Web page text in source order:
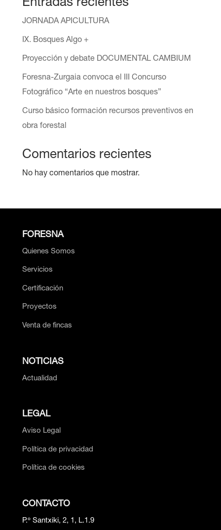
JORNADA APICULTURA
IX. Bosques Algo +
Proyección y debate DOCUMENTAL CAMBIUM
Foresna-Zurgaia convoca el III Concurso
Fotográfico “Arte en nuestros bosques”
Curso básico formación recursos preventivos en
obra forestal
Comentarios recientes
No hay comentarios que mostrar.
FORESNA
Quienes Somos
Servicios
Certificación
Proyectos
Venta de fincas
NOTICIAS
Actualidad
LEGAL
Aviso Legal
Política de privacidad
Política de cookies
CONTACTO
P.º Santxiki, 2, 1, L.1.9